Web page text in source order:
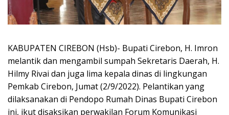
KABUPATEN CIREBON (Hsb)- Bupati Cirebon, H. Imron
melantik dan mengambil sumpah Sekretaris Daerah, H.
Hilmy Rivai dan juga lima kepala dinas di lingkungan
Pemkab Cirebon, Jumat (2/9/2022). Pelantikan yang
dilaksanakan di Pendopo Rumah Dinas Bupati Cirebon
ini, ikut disaksikan perwakilan Forum Komunikasi